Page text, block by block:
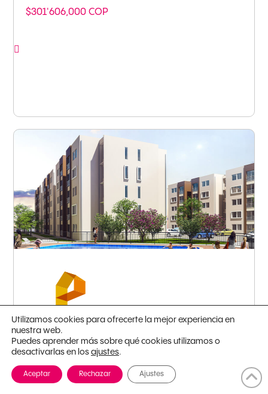
$301'606,000 COP
Barranquilla - Soledad
Desde: 50.72m
Utilizamos cookies para ofrecerte la mejor experiencia en
nuestra web.
Puedes aprender más sobre qué cookies utilizamos o
desactivarlas en los ajustes.
Aceptar Rechazar Ajustes